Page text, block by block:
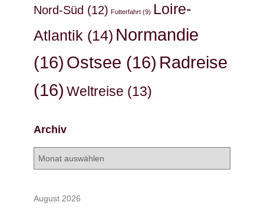
Nord-Süd (12) Futterfahrt (9) Loire-
Atlantik (14) Normandie
(16) Ostsee (16) Radreise
(16) Weltreise (13)
Archiv
August 2026